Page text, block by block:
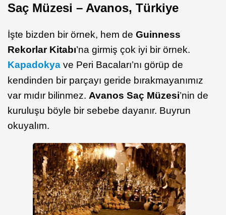
Saç Müzesi – Avanos, Türkiye
İşte bizden bir örnek, hem de Guinness
Rekorlar Kitabı’na girmiş çok iyi bir örnek.
Kapadokya ve Peri Bacaları’nı görüp de
kendinden bir parçayı geride bırakmayanımız
var mıdır bilinmez. Avanos Saç Müzesi’nin de
kuruluşu böyle bir sebebe dayanır. Buyrun
okuyalım.